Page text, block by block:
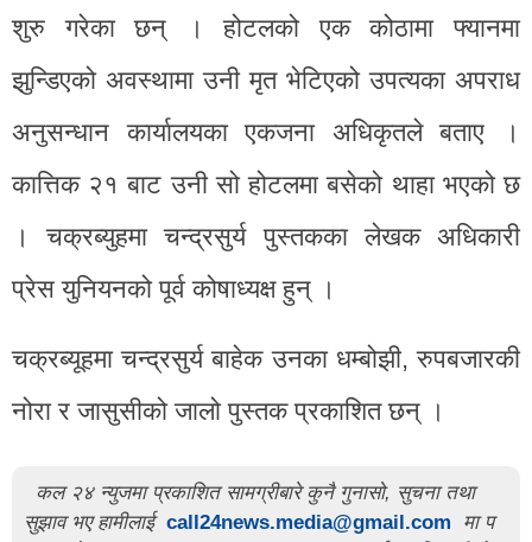
शुरु गरेका छन् । होटलको एक कोठामा फ्यानमा
झुन्डिएको अवस्थामा उनी मृत भेटिएको उपत्यका अपराध
अनुसन्धान कार्यालयका एकजना अधिकृतले बताए ।
कात्तिक २१ बाट उनी सो होटलमा बसेको थाहा भएको छ
। चक्रब्युहमा चन्द्रसुर्य पुस्तकका लेखक अधिकारी
प्रेस युनियनको पूर्व कोषाध्यक्ष हुन् ।
चक्रब्यूहमा चन्द्रसुर्य बाहेक उनका धम्बोझी, रुपबजारकी
नोरा र जासुसीको जालो पुस्तक प्रकाशित छन् ।
कल २४ न्युजमा प्रकाशित सामग्रीबारे कुनै गुनासो, सुचना तथा
सुझाव भए हामीलाई call24news.media@gmail.com
मा प